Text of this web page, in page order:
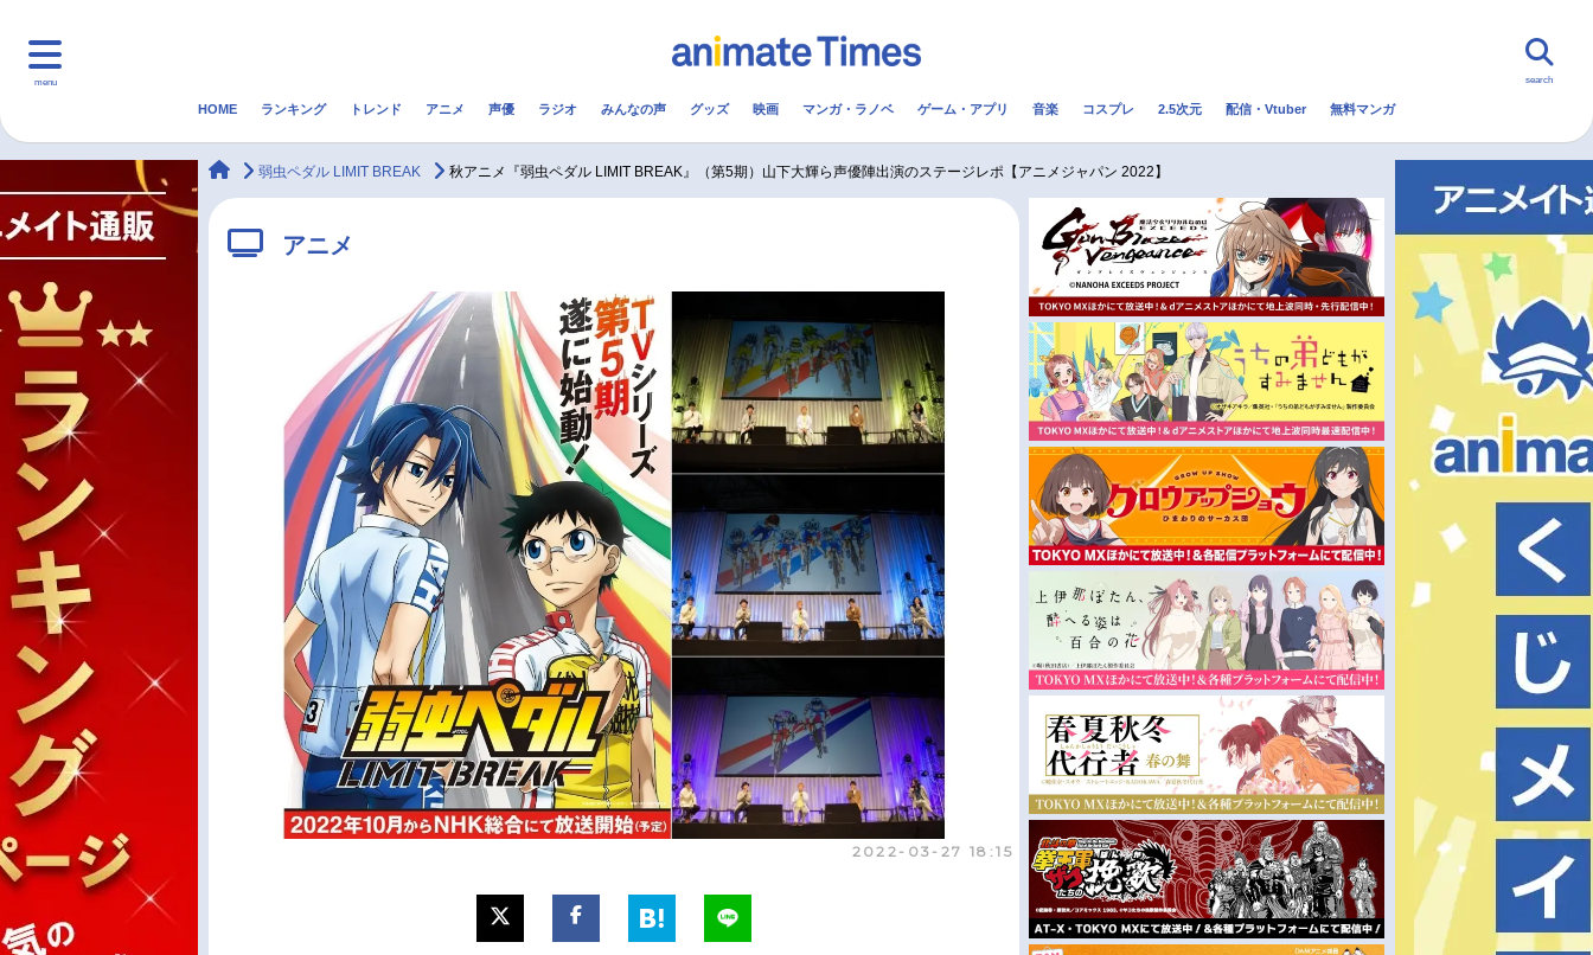
menu
マンガ・ラノベ ゲーム・アプリ 配信・Vtuber トレンド 無料マンガ
最新記事一覧
アニメ記事一覧
声優記事一覧
実写化映画一覧
男性声優/女性声優一覧
今期アニメ曜日別一覧
春アニメ
夏アニメ
秋アニメ
冬アニメ
FOLLOW US
search
HOME ランキング トレンド アニメ 声優 ラジオ みんなの声 グッズ 映画 マンガ・ラノベ ゲーム・アプリ 音楽 コスプレ 2.5次元 配信・Vtuber 無料マンガ
animateTimes
弱虫ペダル LIMIT BREAK 秋アニメ『弱虫ペダル LIMIT BREAK』（第5期）山下大輝ら声優陣出演のステージレポ【アニメジャパン 2022】
アニメ
2022-03-27 18:15